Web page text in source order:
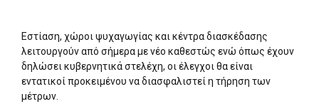
Εστίαση, χώροι ψυχαγωγίας και κέντρα διασκέδασης
λειτουργούν από σήμερα με νέο καθεστώς ενώ όπως έχουν
δηλώσει κυβερνητικά στελέχη, οι έλεγχοι θα είναι
εντατικοί προκειμένου να διασφαλιστεί η τήρηση των
μέτρων.